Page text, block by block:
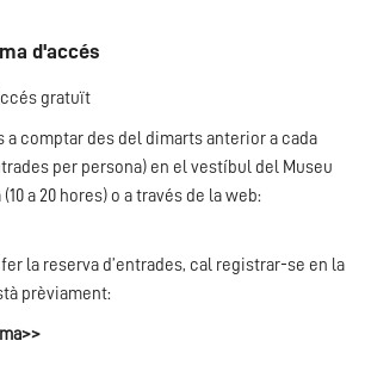
d'accés
gratuït
a comptar des del dimarts anterior a cada
per persona) en el vestíbul del Museu
a 20 hores) o a través de la web:
la reserva d’entrades, cal registrar-se en la
prèviament: